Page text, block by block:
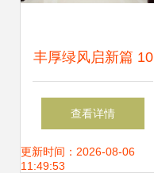
丰厚绿风启新篇 10
万资本撬动针纺蓝
海，丰县小微皮革
查看详情
更新时间：2026-08-06
11:49:53